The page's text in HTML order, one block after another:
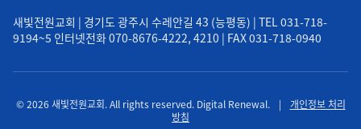
새빛전원교회 | 경기도 광주시 수레안길 43 (능평동) | TEL 031-718-
9194~5 인터넷전화 070-8676-4222, 4210 | FAX 031-718-0940
© 2026 새빛전원교회. All rights reserved. Digital Renewal. |
개인정보 처리
방침